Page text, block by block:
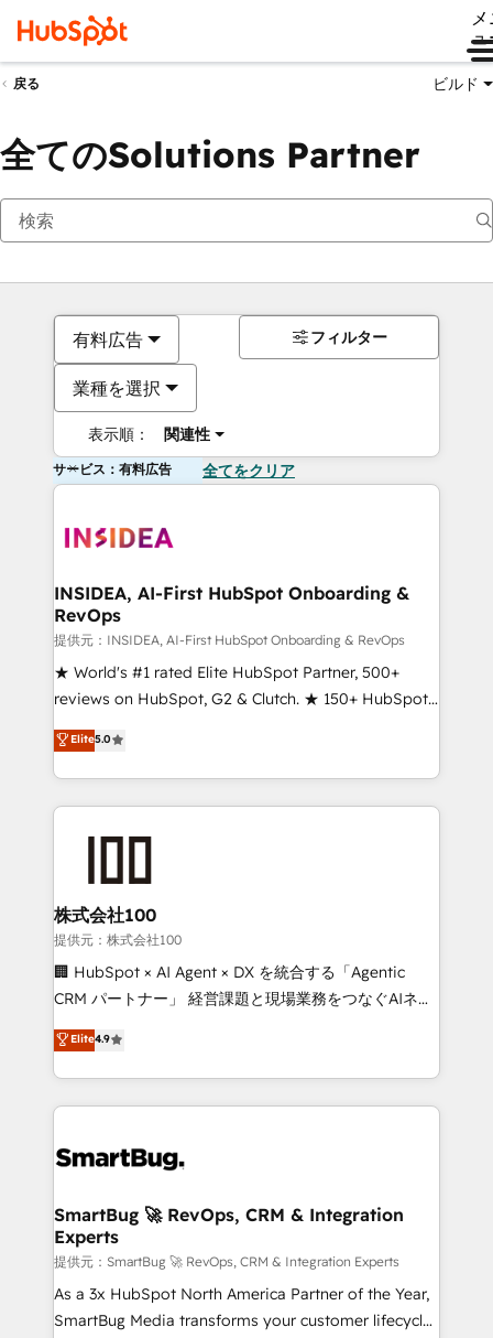
ュ
戻る ビルド
全てのSolutions Partner
有料広告
業種を選択
表示順： 関連性
フィルター
サービス：有料広告 全てをクリア
INSIDEA, AI-First HubSpot Onboarding &
RevOps
提供元：INSIDEA, AI-First HubSpot Onboarding & RevOps
★ World's #1 rated Elite HubSpot Partner, 500+
reviews on HubSpot, G2 & Clutch. ★ 150+ HubSpot
Certified Experts & Trainers across the team ★
1,500+ implementations across five continents ★ AI-
First, RevOps-led, Onboarding obsessed ★
Company of the Year 2024/25 INSIDEA helps
and build AI-powered workflows that drive adoption
from week one, in your time zone. What we do ➤
Onboarding: Live in weeks, with workflows built
around your business, not a template. ➤ Migration:
Move from any legacy CRM. Zero downtime, full data
run your revenue process. Sales, marketing, and
service wired together. ➤ AI and Integrations: Layer
tune-ups, feature rollouts, adoption coaching. Buying
HubSpot, switching to it, or reviving a stale portal?
We are built for the work.
Elite5.0
株式会社100
提供元：株式会社100
🏢 HubSpot × AI Agent × DX を統合する「Agentic
CRM パートナー」 経営課題と現場業務をつなぐAIネイ
ティブ・エージェンシーとして、HubSpot Eliteの実装
力で顧客フロント業務を再設計します。 💡 100inc は何
をする会社か？ HubSpotを共通基盤に、AIエージェン
トを組み込んだ顧客フロント業務（マーケティング・営
ィブ・エージェンシーです。事業部・グループ会社・部
を、CRMを軸とした全社共通基盤に再構築します。意
思決定者・PMO・現場担当者に並走します。 1️⃣
HubSpot導入・活用支援 顧客データの一元化から、
GTMの見える化・自動化まで。全Hub統合運用、デー
タ品質設計、グループ横断のCRM統合に対応します。
Elite4.9
SmartBug 🚀 RevOps, CRM & Integration
Experts
提供元：SmartBug 🚀 RevOps, CRM & Integration Experts
As a 3x HubSpot North America Partner of the Year,
SmartBug Media transforms your customer lifecycle